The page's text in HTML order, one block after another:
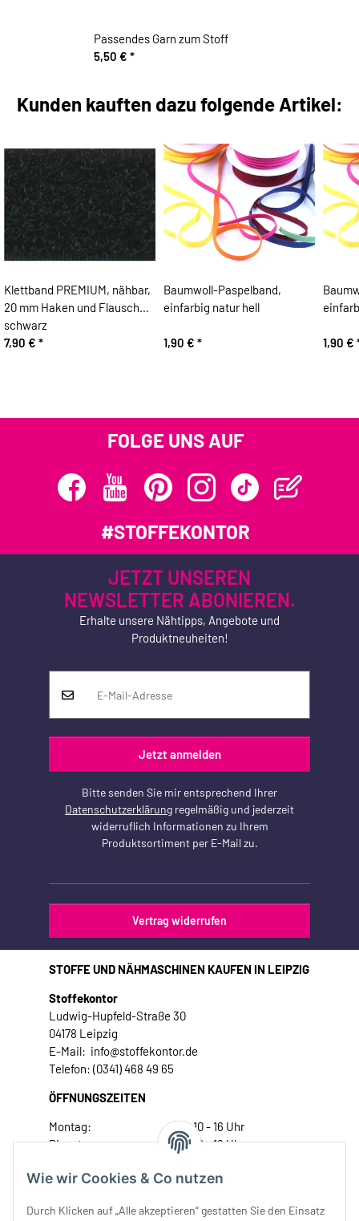
Wie wir Cookies & Co nutzen
Durch Klicken auf „Alle akzeptieren“ gestatten Sie den Einsatz
Passendes Garn zum Stoff
5,50 € *
Kunden kauften dazu folgende Artikel:
Klettband PREMIUM, nähbar,
20 mm Haken und Flausch
schwarz
7,90 € *
Baumwoll-Paspelband,
einfarbig natur hell
1,90 € * 1,90 €
FOLGE UNS AUF
#STOFFEKONTOR
JETZT UNSEREN
NEWSLETTER ABONIEREN.
Erhalte unsere Nähtipps, Angebote und
Produktneuheiten!
Jetzt anmelden
Bitte senden Sie mir entsprechend Ihrer
Datenschutzerklärung regelmäßig und jederzeit
widerruflich Informationen zu Ihrem
Produktsortiment per E-Mail zu.
Vertrag widerrufen
STOFFE UND NÄHMASCHINEN KAUFEN IN LEIPZIG
Stoffekontor
Ludwig-Hupfeld-Straße 30
04178 Leipzig
E-Mail: info@stoffekontor.de
Telefon: (0341) 468 49 65
ÖFFNUNGSZEITEN
Montag:
10 - 16 Uhr
Dienstag:
10 - 16 Uhr
Donnerstag:
10 - 18 Uhr
Samstag:
10 - 14 Uhr